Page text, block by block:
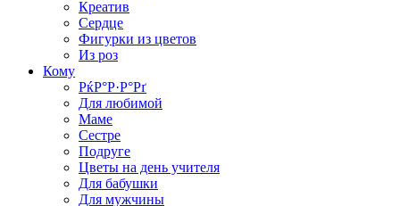
Креатив
Сердце
Фигурки из цветов
Из роз
Кому
РќР°Р·Р°Рґ
Для любимой
Маме
Сестре
Подруге
Цветы на день учителя
Для бабушки
Для мужчины